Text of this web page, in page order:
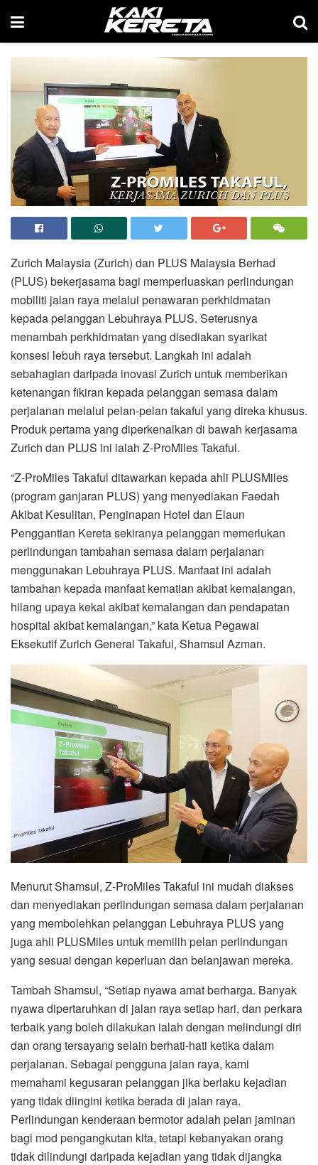
Zurich Malaysia (Zurich) dan PLUS Malaysia Berhad
(PLUS) bekerjasama bagi memperluaskan perlindungan
mobiliti jalan raya melalui penawaran perkhidmatan
kepada pelanggan Lebuhraya PLUS. Seterusnya
menambah perkhidmatan yang disediakan syarikat
konsesi lebuh raya tersebut. Langkah ini adalah
sebahagian daripada inovasi Zurich untuk memberikan
ketenangan fikiran kepada pelanggan semasa dalam
perjalanan melalui pelan-pelan takaful yang direka khusus.
Produk pertama yang diperkenalkan di bawah kerjasama
Zurich dan PLUS ini ialah Z-ProMiles Takaful.
“Z-ProMiles Takaful ditawarkan kepada ahli PLUSMiles
(program ganjaran PLUS) yang menyediakan Faedah
Akibat Kesulitan, Penginapan Hotel dan Elaun
Penggantian Kereta sekiranya pelanggan memerlukan
perlindungan tambahan semasa dalam perjalanan
menggunakan Lebuhraya PLUS. Manfaat ini adalah
tambahan kepada manfaat kematian akibat kemalangan,
hilang upaya kekal akibat kemalangan dan pendapatan
hospital akibat kemalangan,” kata Ketua Pegawai
Eksekutif Zurich General Takaful, Shamsul Azman.
Menurut Shamsul, Z-ProMiles Takaful ini mudah diakses
dan menyediakan perlindungan semasa dalam perjalanan
yang membolehkan pelanggan Lebuhraya PLUS yang
juga ahli PLUSMiles untuk memilih pelan perlindungan
yang sesuai dengan keperluan dan belanjawan mereka.
Tambah Shamsul, “Setiap nyawa amat berharga. Banyak
nyawa dipertaruhkan di jalan raya setiap hari, dan perkara
terbaik yang boleh dilakukan ialah dengan melindungi diri
dan orang tersayang selain berhati-hati ketika dalam
perjalanan. Sebagai pengguna jalan raya, kami
memahami kegusaran pelanggan jika berlaku kejadian
yang tidak diingini ketika berada di jalan raya.
Perlindungan kenderaan bermotor adalah pelan jaminan
bagi mod pengangkutan kita, tetapi kebanyakan orang
tidak dilindungi daripada kejadian yang tidak dijangka